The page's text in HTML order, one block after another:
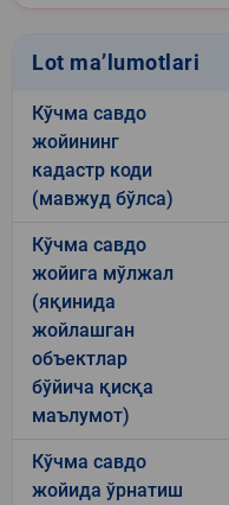
Lot ma’lumotlari
Кўчма савдо
жойининг
кадастр коди
(мавжуд бўлса)
Кўчма савдо
жойига мўлжал
(яқинида
жойлашган
объектлар
бўйича қисқа
маълумот)
Кўчма савдо
жойида ўрнатиш